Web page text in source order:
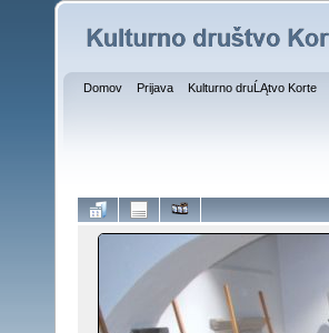
Domov Prijava Kulturno druĹĄtvo Korte